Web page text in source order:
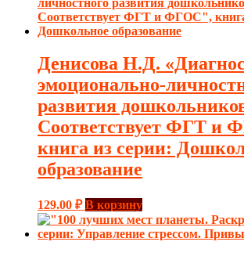
Денисова Н.Д.
эмоционально-
развития
Соответствует ФГТ и
книга из серии:
образование
129.00 ₽ В корзину